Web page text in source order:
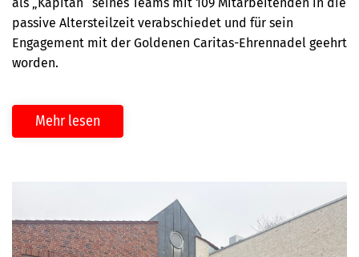
passive Altersteilzeit verabschiedet und für sein
Engagement mit der Goldenen Caritas-Ehrennadel geehrt
worden.
Mehr lesen